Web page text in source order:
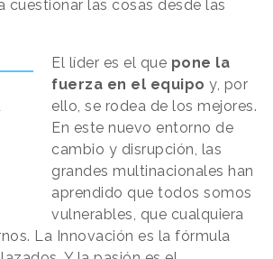
cuestionar las cosas desde las
El líder es el que pone la
fuerza en el equipo y, por
ello, se rodea de los mejores.
En este nuevo entorno de
cambio y disrupción, las
grandes multinacionales han
aprendido que todos somos
vulnerables, que cualquiera
La Innovación es la fórmula